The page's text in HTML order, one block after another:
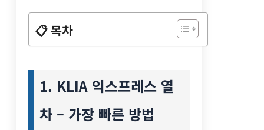
📋 목차
1. KLIA 익스프레스 열
차 – 가장 빠른 방법